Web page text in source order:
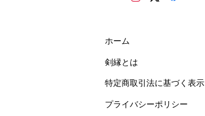
ホーム
剣縁とは
特定商取引法に基づく表示
プライバシーポリシー